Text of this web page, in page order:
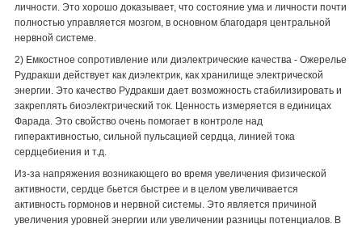
личности. Это хорошо доказывает, что состояние ума и личности почти
полностью управляется мозгом, в основном благодаря центральной
нервной системе.
2) Емкостное сопротивление или диэлектрические качества - Ожерелье
Рудракши действует как диэлектрик, как хранилище электрической
энергии. Это качество Рудракши дает возможность стабилизировать и
закреплять биоэлектрический ток. Ценность измеряется в единицах
Фарада. Это свойство очень помогает в контроле над
гиперактивностью, сильной пульсацией сердца, линией тока
сердцебиения и т.д.
Из-за напряжения возникающего во время увеличения физической
активности, сердце бьется быстрее и в целом увеличивается
активность гормонов и нервной системы. Это является причиной
увеличения уровней энергии или увеличении разницы потенциалов. В